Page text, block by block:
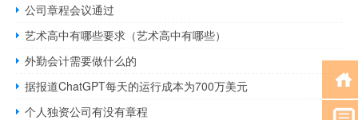
公司章程会议通过
艺术高中有哪些要求（艺术高中有哪些）
外勤会计需要做什么的
据报道ChatGPT每天的运行成本为700万美元
个人独资公司有没有章程